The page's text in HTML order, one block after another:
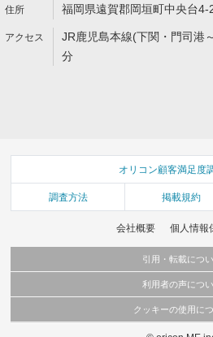
福岡県遠賀郡岡垣町中央台4-
JR鹿児島本線(下関・門司港
分
オリコン顧客満足度
調査方法 掲載規約
会社概要 個人情報
引用・転載につ
当サイトで公開されている情報（文字、写真、イラ
これらの情報を権利者の許可なく無断転載・複製な
利用者の声につ
当サイトに掲載している内容はすべてサービスの利
クッキーの使用に